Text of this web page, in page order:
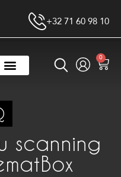
+32 71 60 98 10
0
scanning